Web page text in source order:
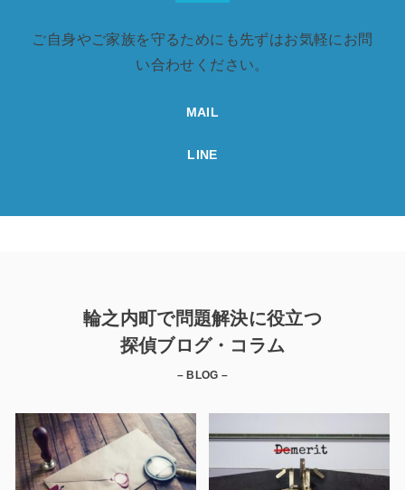
ご自身やご家族を守るためにも先ずはお気軽にお問
い合わせください。
MAIL
LINE
輪之内町で問題解決に役立つ
探偵ブログ・コラム
– BLOG –